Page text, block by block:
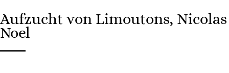
Aufzucht von Limoutons, Nicolas
Noel